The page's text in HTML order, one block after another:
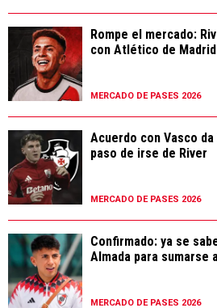
Rompe el mercado:
con Atlético de
MERCADO DE PASES 2026
Acuerdo con Vasco
paso de irse de River
MERCADO DE PASES 2026
Confirmado: ya se
Almada para sumarse
MERCADO DE PASES 2026